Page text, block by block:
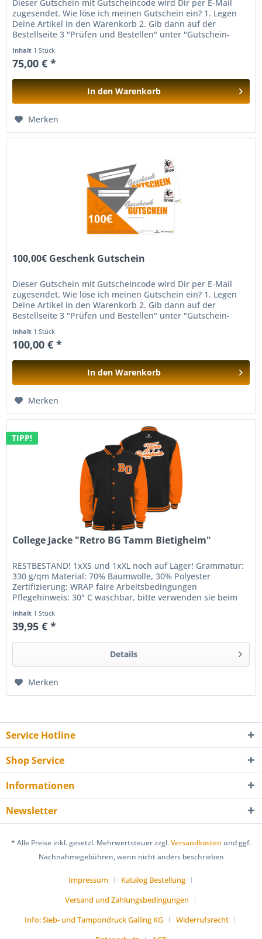
Dieser Gutschein mit Gutscheincode wird Dir per E-Mail
zugesendet. Wie löse ich meinen Gutschein ein? 1. Legen
Deine Artikel in den Warenkorb 2. Gib dann auf der
Bestellseite 3 "Prüfen und Bestellen" unter "Gutschein-
Inhalt 1 Stück
75,00 € *
In den Warenkorb
Merken
100,00€ Geschenk Gutschein
Dieser Gutschein mit Gutscheincode wird Dir per E-Mail
zugesendet. Wie löse ich meinen Gutschein ein? 1. Legen
Deine Artikel in den Warenkorb 2. Gib dann auf der
Bestellseite 3 "Prüfen und Bestellen" unter "Gutschein-
Inhalt 1 Stück
100,00 € *
In den Warenkorb
Merken
TIPP!
College Jacke "Retro BG Tamm Bietigheim"
RESTBESTAND! 1xXS und 1xXL noch auf Lager! Grammatur:
330 g/qm Material: 70% Baumwolle, 30% Polyester
Zertifizierung: WRAP faire Arbeitsbedingungen
Pflegehinweis: 30° C waschbar, bitte verwenden sie beim
Inhalt 1 Stück
39,95 € *
Details
Merken
Service Hotline
Shop Service
Informationen
Newsletter
* Alle Preise inkl. gesetzl. Mehrwertsteuer zzgl.Versandkosten und ggf.
Nachnahmegebühren, wenn nicht anders beschrieben
Impressum
Katalog Bestellung
Versand und Zahlungsbedingungen
Info: Sieb- und Tampondruck Gailing KG
Widerrufsrecht